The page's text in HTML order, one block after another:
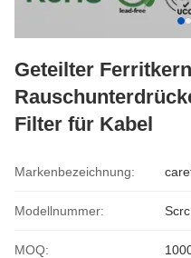
Geteilter
Filter für Kabel
Markenbezeichnung:
Modellnummer: Scrc
MOQ: